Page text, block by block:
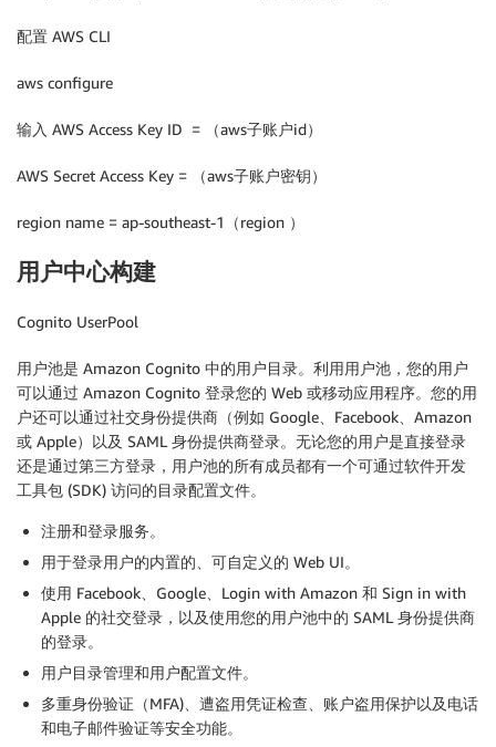
配置 AWS CLI
aws configure
输入 AWS Access Key ID = （aws子账户id）
AWS Secret Access Key = （aws子账户密钥）
region name = ap-southeast-1（region ）
用户中心构建
Cognito UserPool
用户池是 Amazon Cognito 中的用户目录。利用用户池，您的用户
可以通过 Amazon Cognito 登录您的 Web 或移动应用程序。您的用
户还可以通过社交身份提供商（例如 Google、Facebook、Amazon
或 Apple）以及 SAML 身份提供商登录。无论您的用户是直接登录
还是通过第三方登录，用户池的所有成员都有一个可通过软件开发
工具包 (SDK) 访问的目录配置文件。
注册和登录服务。
用于登录用户的内置的、可自定义的 Web UI。
使用 Facebook、Google、Login with Amazon 和 Sign in with
Apple 的社交登录，以及使用您的用户池中的 SAML 身份提供商
的登录。
用户目录管理和用户配置文件。
多重身份验证（MFA)、遭盗用凭证检查、账户盗用保护以及电话
和电子邮件验证等安全功能。